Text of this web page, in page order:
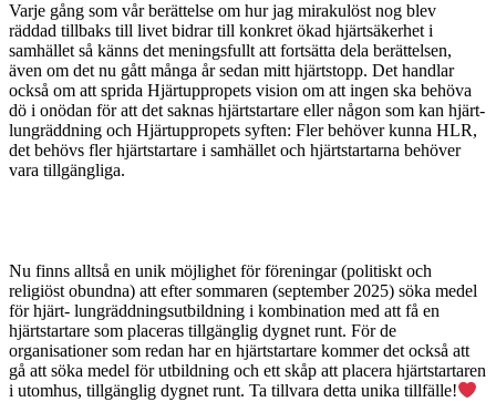
Varje gång som vår berättelse om hur jag mirakulöst nog blev
räddad tillbaks till livet bidrar till konkret ökad hjärtsäkerhet i
samhället så känns det meningsfullt att fortsätta dela berättelsen,
även om det nu gått många år sedan mitt hjärtstopp. Det handlar
också om att sprida Hjärtuppropets vision om att ingen ska behöva
dö i onödan för att det saknas hjärtstartare eller någon som kan hjärt-
lungräddning och Hjärtuppropets syften: Fler behöver kunna HLR,
det behövs fler hjärtstartare i samhället och hjärtstartarna behöver
vara tillgängliga.
Nu finns alltså en unik möjlighet för föreningar (politiskt och
religiöst obundna) att efter sommaren (september 2025) söka medel
för hjärt- lungräddningsutbildning i kombination med att få en
hjärtstartare som placeras tillgänglig dygnet runt. För de
organisationer som redan har en hjärtstartare kommer det också att
gå att söka medel för utbildning och ett skåp att placera hjärtstartaren
i utomhus, tillgänglig dygnet runt. Ta tillvara detta unika tillfälle!